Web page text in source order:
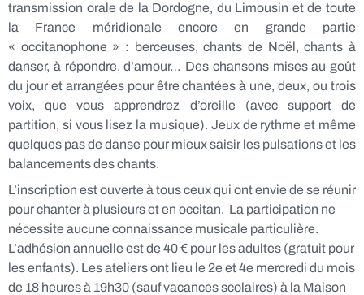
transmission orale de la Dordogne, du Limousin et de toute
la France méridionale encore en grande partie
« occitanophone » : berceuses, chants de Noël, chants à
danser, à répondre, d’amour… Des chansons mises au goût
du jour et arrangées pour être chantées à une, deux, ou trois
voix, que vous apprendrez d’oreille (avec support de
partition, si vous lisez la musique). Jeux de rythme et même
quelques pas de danse pour mieux saisir les pulsations et les
balancements des chants.
L’inscription est ouverte à tous ceux qui ont envie de se réunir
pour chanter à plusieurs et en occitan. La participation ne
nécessite aucune connaissance musicale particulière.
L’adhésion annuelle est de 40 € pour les adultes (gratuit pour
les enfants). Les ateliers ont lieu le 2e et 4e mercredi du mois
de 18 heures à 19h30 (sauf vacances scolaires) à la Maison